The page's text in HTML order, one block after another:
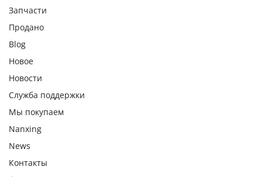
Запчасти
Продано
Blog
Новое
Новости
Служба поддержки
Мы покупаем
Nanxing
News
Контакты